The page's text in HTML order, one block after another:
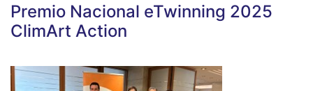
Premio Nacional eTwinning 2025
ClimArt Action